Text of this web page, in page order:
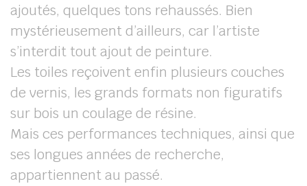
ajoutés, quelques tons rehaussés. Bien
mystérieusement d’ailleurs, car l’artiste
s’interdit tout ajout de peinture.
Les toiles reçoivent enfin plusieurs couches
de vernis, les grands formats non figuratifs
sur bois un coulage de résine.
Mais ces performances techniques, ainsi que
ses longues années de recherche,
appartiennent au passé.